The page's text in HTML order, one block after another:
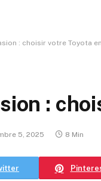
: choisir votre Toyota
:
5, 2025 8 Min